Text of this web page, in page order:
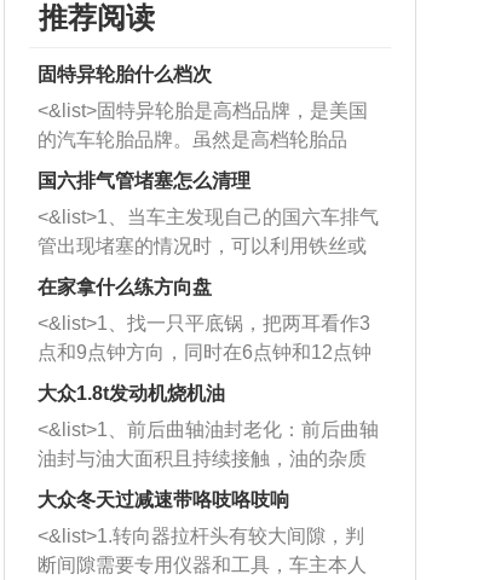
推荐阅读
固特异轮胎什么档次
<&list>固特异轮胎是高档品牌，是美国
的汽车轮胎品牌。虽然是高档轮胎品
牌，但是中高低端的轮胎都有生产，这
也是为了更好的开拓市场。
国六排气管堵塞怎么清理
<&list>1、当车主发现自己的国六车排气
管出现堵塞的情况时，可以利用铁丝或
者是细棍，直接将杂物给取出来，如果
堵塞情况比较严重，也可以采取应急措
施。 <&list>2、直接利用木棍将所有的
杂物推到排气管里面的位置处，然后将
三元催化器拆解开，就可以将堵塞的东
西取出来。但如果是因为积碳过多引起
的堵塞，就需要将三元催化器泡在草酸
洗剂对堵塞的情况得到解决，将清洗剂
放在燃油箱中，与燃油混合后，车辆启
动时，就可以和汽油一起进入到燃烧
在家拿什么练方向盘
<&list>1、找一只平底锅，把两耳看作3
点和9点钟方向，同时在6点钟和12点钟
方向做一个标记。 <&list>2、双手握住
一圈半的练习，往右同样也要打相同的
圈数。 <&list>3、最后强调要反复练
习，这样就可以形成肌肉记忆，在真实
驾驶车辆时，不需要记忆也能打好方
向。
大众1.8t发动机烧机油
<&list>1、前后曲轴油封老化：前后曲轴
油封与油大面积且持续接触，油的杂质
和发动机内持续温度变化使其密封效果
逐渐减弱，导致渗油或漏油。<&list>2、
活塞间隙过大：积碳会使活塞环与缸体
的间隙扩大，导致机油流入燃烧室中，
大众冬天过减速带咯吱咯吱响
<&list>1.转向器拉杆头有较大间隙，判
断间隙需要专用仪器和工具，车主本人